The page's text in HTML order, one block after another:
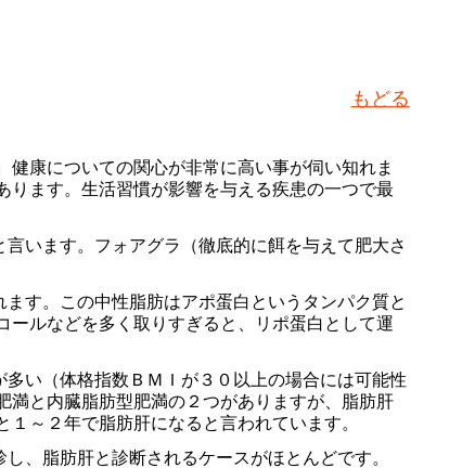
もどる
康についての関心が非常に高い事が伺い知れま
ます。生活習慣が影響を与える疾患の一つで最
います。フォアグラ（徹底的に餌を与えて肥大さ
す。この中性脂肪はアポ蛋白というタンパク質と
ルなどを多く取りすぎると、リポ蛋白として運
い（体格指数ＢＭＩが３０以上の場合には可能性
と内臓脂肪型肥満の２つがありますが、脂肪肝
～２年で脂肪肝になると言われています。
、脂肪肝と診断されるケースがほとんどです。